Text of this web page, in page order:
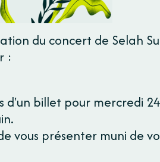
du concert de Selah
:
d'un billet pour mercredi
vous présenter muni de